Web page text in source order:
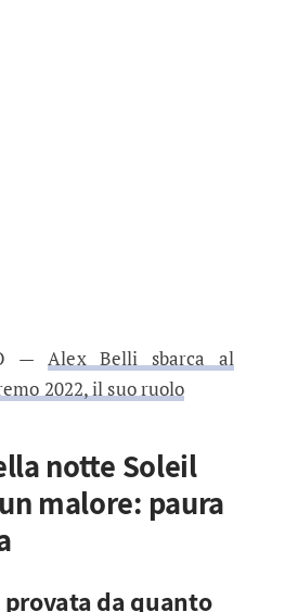
—Alex Belli sbarca al
2022, il suo ruolo
notte Soleil
malore: paura
da quanto